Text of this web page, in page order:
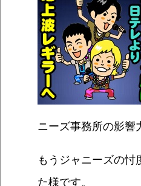
ニーズ事務所の影響
もうジャニーズの忖
た様です。